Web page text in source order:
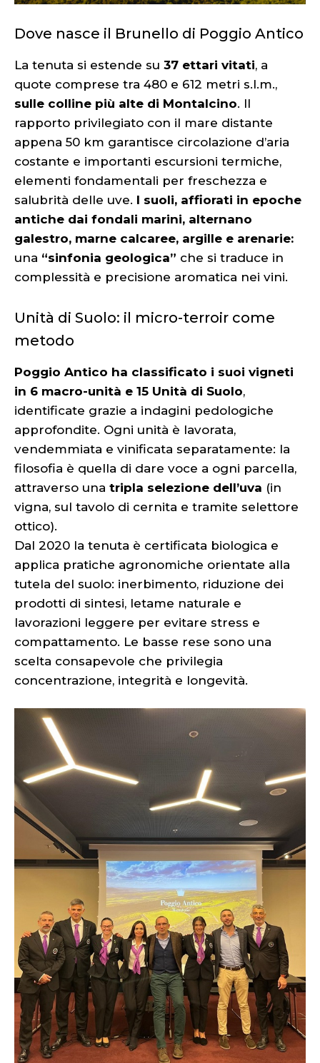
Dove nasce il Brunello di Poggio Antico
La tenuta si estende su 37 ettari vitati, a
quote comprese tra 480 e 612 metri s.l.m.,
sulle colline più alte di Montalcino. Il
rapporto privilegiato con il mare distante
appena 50 km garantisce circolazione d’aria
costante e importanti escursioni termiche,
elementi fondamentali per freschezza e
salubrità delle uve. I suoli, affiorati in epoche
antiche dai fondali marini, alternano
galestro, marne calcaree, argille e arenarie:
una “sinfonia geologica” che si traduce in
complessità e precisione aromatica nei vini.
Unità di Suolo: il micro-terroir come
metodo
Poggio Antico ha classificato i suoi vigneti
in 6 macro-unità e 15 Unità di Suolo,
identificate grazie a indagini pedologiche
approfondite. Ogni unità è lavorata,
vendemmiata e vinificata separatamente: la
filosofia è quella di dare voce a ogni parcella,
attraverso una tripla selezione dell’uva (in
vigna, sul tavolo di cernita e tramite selettore
ottico).
Dal 2020 la tenuta è certificata biologica e
applica pratiche agronomiche orientate alla
tutela del suolo: inerbimento, riduzione dei
prodotti di sintesi, letame naturale e
lavorazioni leggere per evitare stress e
compattamento. Le basse rese sono una
scelta consapevole che privilegia
concentrazione, integrità e longevità.